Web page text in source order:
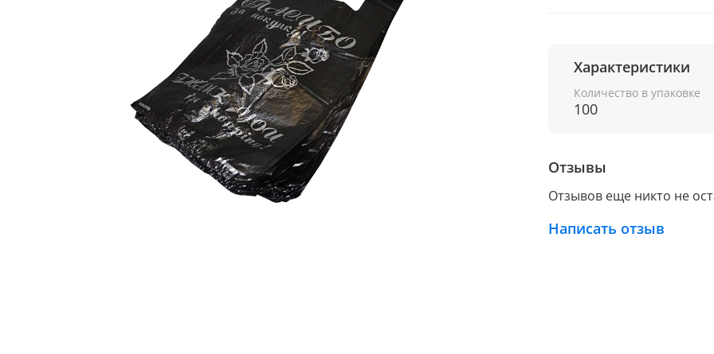
Характеристики
Количество в упаковке
100
Отзывы
Отзывов еще никто не
Написать отзыв